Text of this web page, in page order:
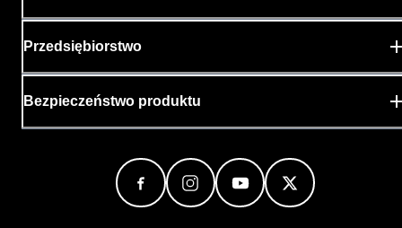
Przedsiębiorstwo
Bezpieczeństwo produktu